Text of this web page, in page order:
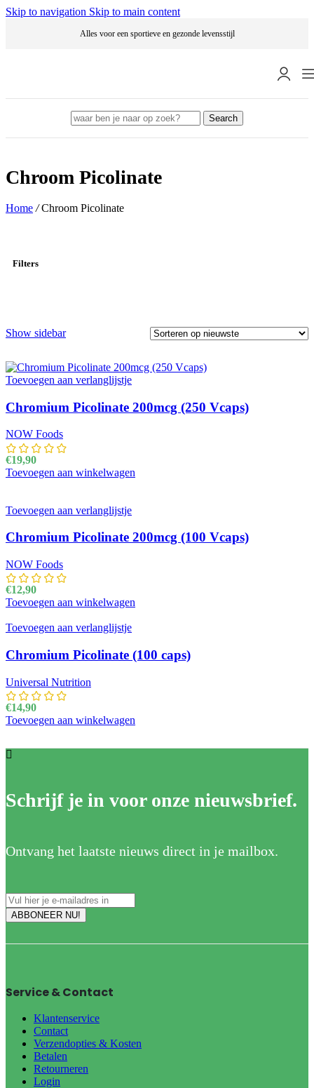
Skip to navigation Skip to main content
Alles voor een sportieve en gezonde levensstijl
Search
Chroom Picolinate
Home / Chroom Picolinate
Filters
Show sidebar
Toevoegen aan verlanglijstje
Chromium Picolinate 200mcg (250 Vcaps)
NOW Foods
€19,90
Toevoegen aan winkelwagen
Toevoegen aan verlanglijstje
Chromium Picolinate 200mcg (100 Vcaps)
NOW Foods
€12,90
Toevoegen aan winkelwagen
Toevoegen aan verlanglijstje
Chromium Picolinate (100 caps)
Universal Nutrition
€14,90
Toevoegen aan winkelwagen
Schrijf je in voor onze nieuwsbrief.
Ontvang het laatste nieuws direct in je mailbox.
Service & Contact
Klantenservice
Contact
Verzendopties & Kosten
Betalen
Retourneren
Login